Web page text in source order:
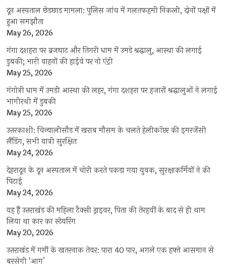
दून अस्पताल छेड़छाड़ मामला: पुलिस जांच में गलतफहमी निकली, दोनों पक्षों में
हुआ समझौता
May 26, 2026
गंगा दशहरा पर ब्रजघाट और तिगरी धाम में उमड़े श्रद्धालु, आस्था की लगाई
डुबकी; भारी वाहनों की हाईवे पर नो एंट्री
May 25, 2026
गंगोत्री धाम में उमड़ी आस्था की लहर, गंगा दशहरा पर हजारों श्रद्धालुओं ने लगाई
भागीरथी में डुबकी
May 25, 2026
उत्तरकाशी: चिन्यालीसौड़ में खराब मौसम के चलते हेलीकॉप्टर की इमरजेंसी
लैंडिंग, सभी यात्री सुरक्षित
May 24, 2026
देहरादून के दून अस्पताल में चोरी करते पकड़ा गया युवक, सुरक्षाकर्मियों ने की
पिटाई
May 24, 2026
यह हैं उत्तराखंड की महिला टैक्सी ड्राइवर, पिता की तेरहवीं के बाद से ही थाम
लिया था कार का स्टेयरिंग
May 20, 2026
उत्तराखंड में गर्मी के खतरनाक तेवर: पारा 40 पार, अगले एक हफ्ते आसमान से
बरसेगी ‘आग’